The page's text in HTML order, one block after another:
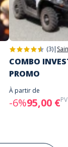
(3)|
COMBO
PROMO
À partir de
-6%95,00 €